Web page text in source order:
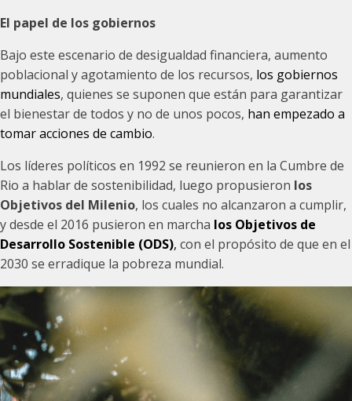
El papel de los gobiernos
Bajo este escenario de desigualdad financiera, aumento
poblacional y agotamiento de los recursos, los gobiernos
mundiales, quienes se suponen que están para garantizar
el bienestar de todos y no de unos pocos, han empezado a
tomar acciones de cambio.
Los líderes políticos en 1992 se reunieron en la Cumbre de
Rio a hablar de sostenibilidad, luego propusieron los
Objetivos del Milenio, los cuales no alcanzaron a cumplir,
y desde el 2016 pusieron en marcha los Objetivos de
Desarrollo Sostenible (ODS), con el propósito de que en el
2030 se erradique la pobreza mundial.